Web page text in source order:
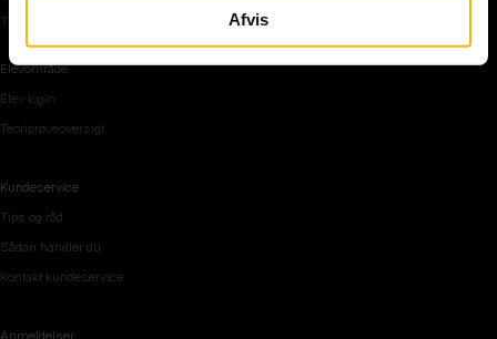
Afvis
Tips og råd inden teoriprøven
Elevområde
Elev login
Teoriprøveoversigt
Kundeservice
Tips og råd
Sådan handler du
Kontakt kundeservice
Anmeldelser